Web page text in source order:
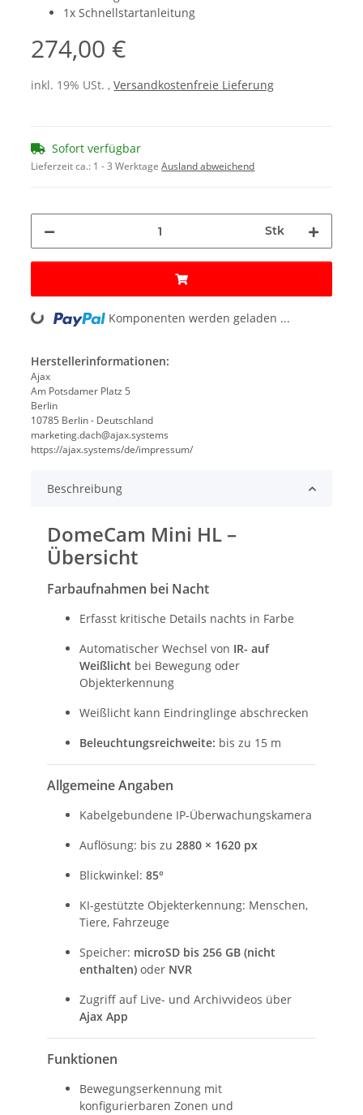
1x Schnellstartanleitung
274,00 €
inkl. 19% USt. ,Versandkostenfreie Lieferung
Sofort verfügbar
Lieferzeit ca.: 1 - 3 WerktageAusland abweichend
Stk
Loading... Komponenten werden geladen ...
Herstellerinformationen:
Ajax
Am Potsdamer Platz 5
Berlin
10785 Berlin - Deutschland
marketing.dach@ajax.systems
https://ajax.systems/de/impressum/
Beschreibung
DomeCam Mini HL –
Übersicht
Farbaufnahmen bei Nacht
Erfasst kritische Details nachts in Farbe
Automatischer Wechsel von IR- auf
Weißlicht bei Bewegung oder
Objekterkennung
Weißlicht kann Eindringlinge abschrecken
Beleuchtungsreichweite: bis zu 15 m
Allgemeine Angaben
Kabelgebundene IP-Überwachungskamera
Auflösung: bis zu2880 × 1620 px
Blickwinkel:85°
KI-gestützte Objekterkennung: Menschen,
Tiere, Fahrzeuge
Speicher: microSD bis 256 GB (nicht
enthalten) oder NVR
Zugriff auf Live- und Archivvideos über
Ajax App
Funktionen
Bewegungserkennung mit
konfigurierbaren Zonen und